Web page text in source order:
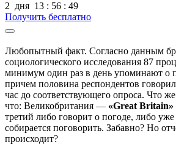
2 дня 13 : 56 : 48
Получить бесплатно
Любопытный факт. Согласно данным
социологического исследования 87
минимум один раз в день упоминают о
причем половина респондентов
час до соответствующего опроса. Что
что: Великобритания — «Great Britain»
третий либо говорит о погоде, либо
собирается поговорить. Забавно? Но
происходит?